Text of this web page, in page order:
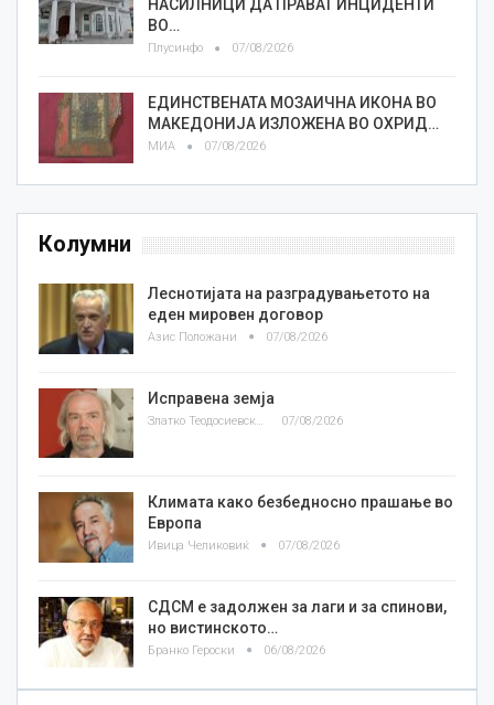
НАСИЛНИЦИ ДА ПРАВАТ ИНЦИДЕНТИ
ВО…
Плусинфо 07/08/2026
ЕДИНСТВЕНАТА МОЗАИЧНА ИКОНА ВО
МАКЕДОНИЈА ИЗЛОЖЕНА ВО ОХРИД…
МИА 07/08/2026
Колумни
Леснотијата на разградувањетото на
еден мировен договор
Азис Положани 07/08/2026
Исправена земја
Златко Теодосиевски 07/08/2026
Климата како безбедносно прашање во
Европа
Ивица Челиковиќ 07/08/2026
СДСМ е задолжен за лаги и за спинови,
но вистинското…
Бранко Героски 06/08/2026